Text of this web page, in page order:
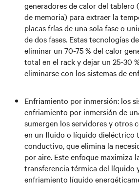
generadores de calor del tablero
de memoria) para extraer la
placas frías de una sola fase o
de dos fases. Estas tecnologías
eliminar un 70-75 % del calor
total en el rack y dejar un 25-30
eliminarse con los sistemas de
Enfriamiento por inmersión: los
enfriamiento por inmersión de
sumergen los servidores y otros
en un fluido o líquido dieléctrico
conductivo, que elimina la
por aire. Este enfoque maximiza
transferencia térmica del líquido
enfriamiento líquido